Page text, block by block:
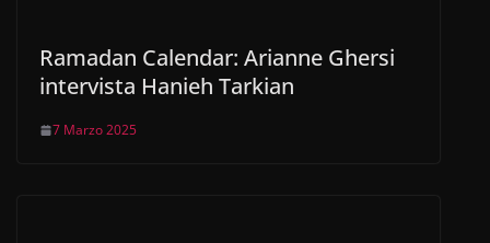
Ramadan Calendar: Arianne Ghersi
intervista Hanieh Tarkian
7 Marzo 2025